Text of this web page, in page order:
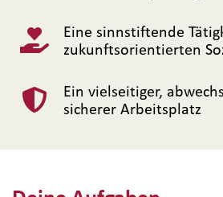
Eine sinnstiftende
zukunftsorientierten
Ein vielseitiger,
sicherer Arbeitsplatz